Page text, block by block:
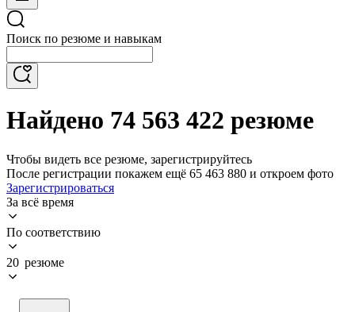
Поиск по резюме и навыкам
Найдено 74 563 422 резюме
Чтобы видеть все резюме, зарегистрируйтесь
После регистрации покажем ещё 65 463 880 и откроем фото
Зарегистрироваться
За всё время
По соответствию
20 резюме